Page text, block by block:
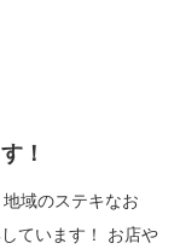
！
域のステキなお
ています！ お店や